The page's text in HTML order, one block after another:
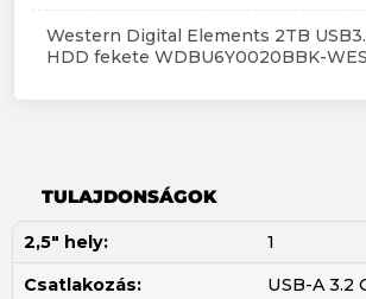
Western Digital Elements 2TB
HDD fekete WDBU6Y0020BBK-
TULAJDONSÁGOK
2,5" hely:
1
Csatlakozás:
USB-A 3.2